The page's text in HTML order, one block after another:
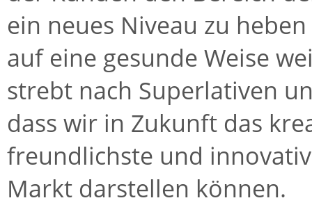
ein neues Niveau zu
auf eine gesunde Weise
strebt nach Superlativen
dass wir in Zukunft das
freundlichste und
Markt darstellen können.